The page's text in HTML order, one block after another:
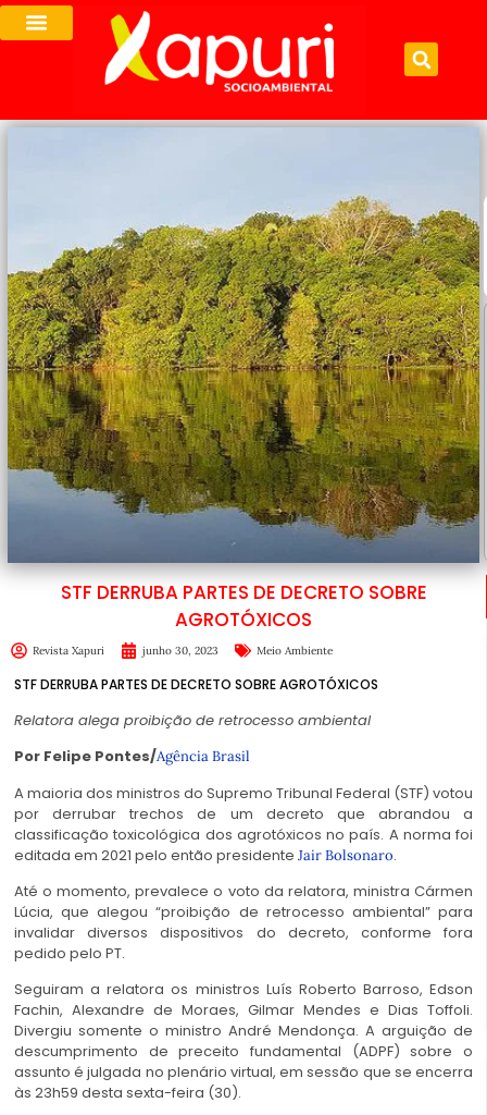
STF DERRUBA PARTES DE DECRETO SOBRE
AGROTÓXICOS
Revista Xapuri junho 30, 2023 Meio Ambiente
STF DERRUBA PARTES DE DECRETO SOBRE AGROTÓXICOS
Relatora alega proibição de retrocesso ambiental
Por Felipe Pontes/Agência Brasil
A maioria dos ministros do Supremo Tribunal Federal (STF) votou
por derrubar trechos de um decreto que abrandou a
classificação toxicológica dos agrotóxicos no país. A norma foi
editada em 2021 pelo então presidente Jair Bolsonaro.
Até o momento, prevalece o voto da relatora, ministra Cármen
Lúcia, que alegou “proibição de retrocesso ambiental” para
invalidar diversos dispositivos do decreto, conforme fora
pedido pelo PT.
Seguiram a relatora os ministros Luís Roberto Barroso, Edson
Fachin, Alexandre de Moraes, Gilmar Mendes e Dias Toffoli.
Divergiu somente o ministro André Mendonça. A arguição de
descumprimento de preceito fundamental (ADPF) sobre o
assunto é julgada no plenário virtual, em sessão que se encerra
às 23h59 desta sexta-feira (30).